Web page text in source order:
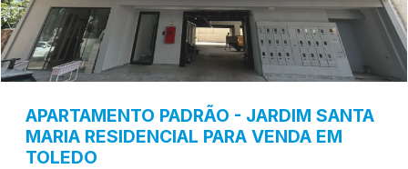
APARTAMENTO PADRÃO - JARDIM SANTA
MARIA RESIDENCIAL PARA VENDA EM
TOLEDO